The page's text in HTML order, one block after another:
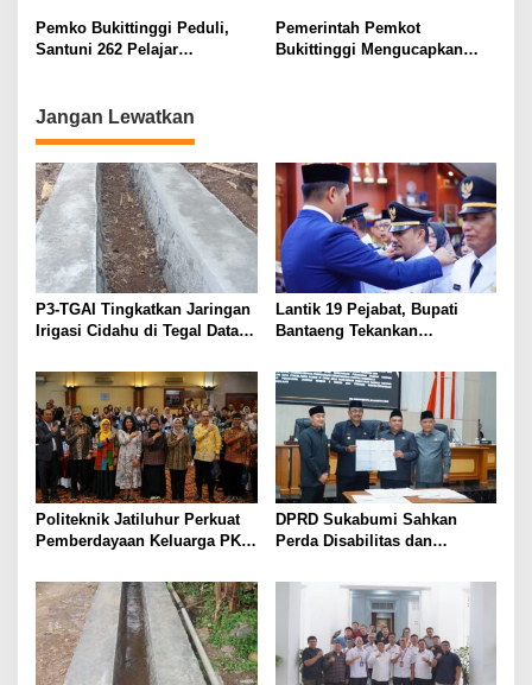
Pariaman Antarkan Bantuan
Pemko Bukittinggi Peduli,
Santuni 262 Pelajar
Pemerintah Pemkot
Bukittinggi Mengucapkan
Jangan Lewatkan
P3-TGAI Tingkatkan Jaringan
Irigasi Cidahu di Tegal Datar
Lantik 19 Pejabat, Bupati
Bantaeng Tekankan
kepada Masyarakat
Politeknik Jatiluhur Perkuat
Pemberdayaan Keluarga PKH
DPRD Sukabumi Sahkan
Perda Disabilitas dan
PPAS 2026